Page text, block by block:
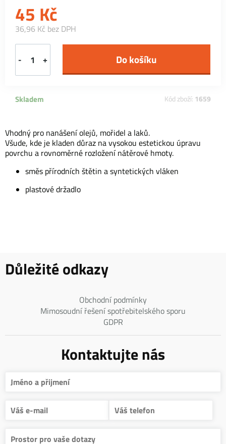
45 Kč
36,96 Kč bez DPH
- +
Skladem Kód zboží: 1659
Vhodný pro nanášení olejů, mořidel a laků.
Všude, kde je kladen důraz na vysokou estetickou úpravu
povrchu a rovnoměrné rozložení nátěrové hmoty.
směs přírodních štětin a syntetických vláken
plastové držadlo
Důležité odkazy
Obchodní podmínky
Mimosoudní řešení spotřebitelského sporu
GDPR
Kontaktujte nás